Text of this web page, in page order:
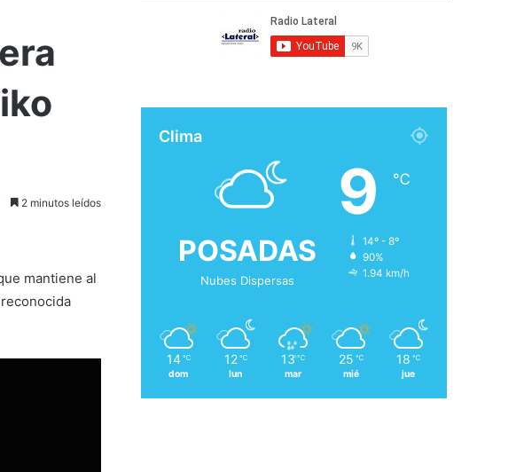
2 minutos leídos
mantiene al
Clima
POSADAS
Nubes Dispersas
9 ℃
14º - 8º
90%
1.94 km/h
14 ℃
dom
12 ℃
lun
13 ℃
mar
25 ℃
mié
18 ℃
jue